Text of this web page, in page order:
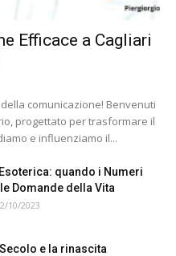
Efficace a Cagliari
comunicazione! Benvenuti
progettato per trasformare il
e influenziamo il...
quando i Numeri
Domande della Vita
10/2023
Secolo e la rinascita